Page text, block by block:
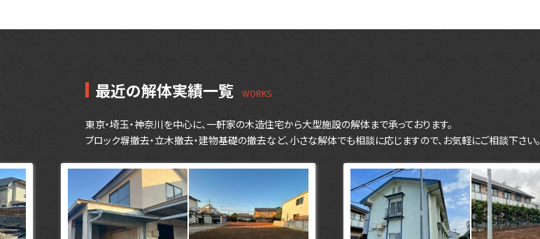
最近の解体実績一覧
東京・埼玉・神奈川を中心に、一軒家の木造住宅から大型施設の解体まで承っております。
ブロック塀撤去・立木撤去・建物基礎の撤去など、小さな解体でも相談に応じますので、お気軽にご相談下さい。